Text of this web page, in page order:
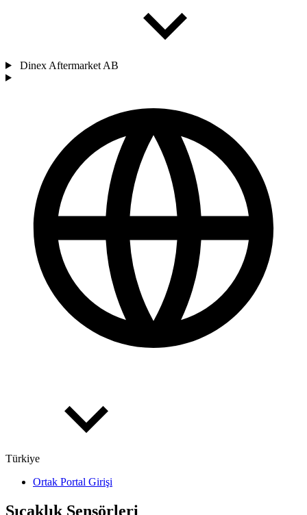
Dinex Aftermarket AB
Türkiye
Ortak Portal Girişi
Sıcaklık Sensörleri